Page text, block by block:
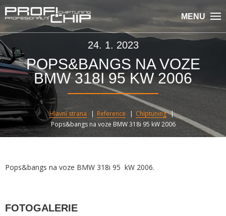
MENU
24. 1. 2023
POPS&BANGS NA VOZE
BMW 318I 95 KW 2006
Hlavní strana Reference
Chiptuning
Pops&bangs na voze BMW 318i 95 kW 2006
Pops&bangs na voze BMW 318i 95 kW 2006.
FOTOGALERIE